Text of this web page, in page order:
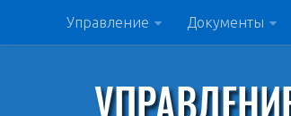
Управление Документы